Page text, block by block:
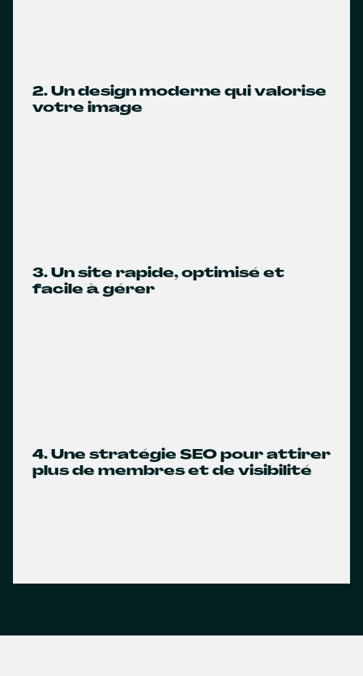
2. Un design moderne qui valorise
votre image
3. Un site rapide, optimisé et
facile à gérer
4. Une stratégie SEO pour attirer
plus de membres et de visibilité